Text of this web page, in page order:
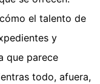
el talento de
y
que parece
todo, afuera,